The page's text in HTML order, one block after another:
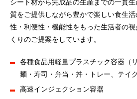
シート材から完成品の生産までの一貫
質をご提供しながら豊かで楽しい食生
性・利便性・機能性をもった生活者の
くりのご提案をしています。
各種食品用軽量プラスチック容器（
麺・寿司・弁当・丼・トレー、テイ
高速インジェクション容器